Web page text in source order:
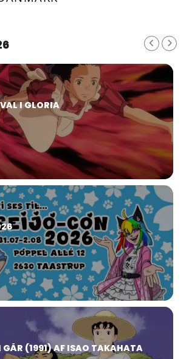
I GLORIA
GÅR (1991) AF ISAO TAKAHATA